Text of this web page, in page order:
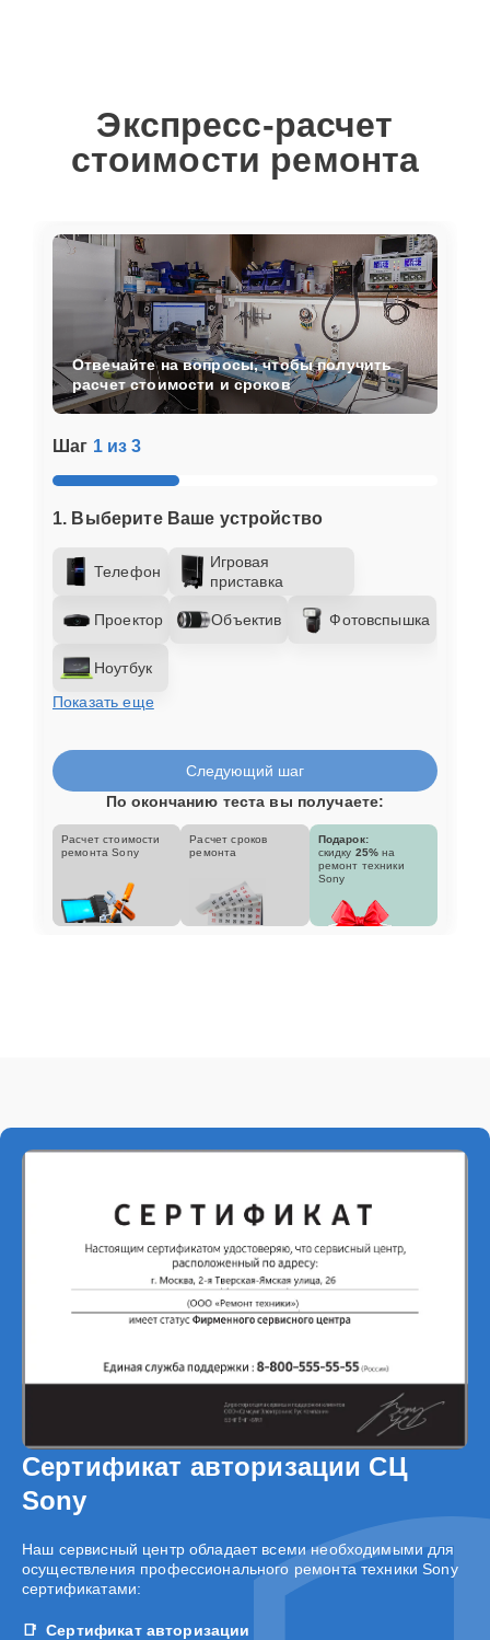
Экспресс-расчет
стоимости ремонта
Шаг 1 из 3
1. Выберите Ваше устройство
Телефон
Игровая
приставка
Проектор Объектив Фотовспышка
Ноутбук
Показать еще
Отвечайте на вопросы, чтобы получить
расчет стоимости и сроков
Следующий шаг
По окончанию теста вы получаете:
Расчет стоимости
ремонта Sony
Расчет сроков
ремонта
Подарок:
скидку 25% на
ремонт техники
Sony
Сертификат авторизации СЦ
Sony
Наш сервисный центр обладает всеми необходимыми для
осуществления профессионального ремонта техники Sony
сертификатами:
Сертификат авторизации